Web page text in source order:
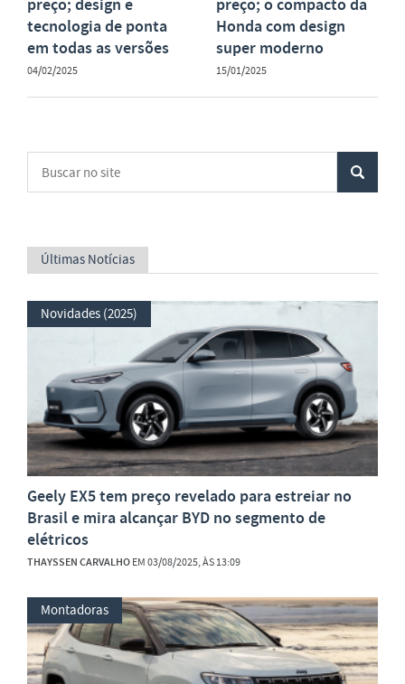
preço; design e
tecnologia de ponta
em todas as versões
04/02/2025
preço; o compacto da
Honda com design
super moderno
15/01/2025
Últimas Notícias
Novidades (2025)
Geely EX5 tem preço revelado para estreiar no
Brasil e mira alcançar BYD no segmento de
elétricos
THAYSSEN CARVALHOEM 03/08/2025, ÀS 13:09
Montadoras